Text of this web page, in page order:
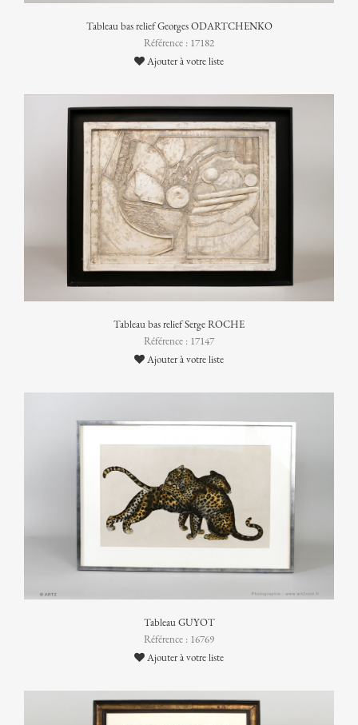
Tableau bas relief Georges ODARTCHENKO
Référence : 17182
Ajouter à votre liste
Tableau bas relief Serge ROCHE
Référence : 17147
Ajouter à votre liste
Tableau GUYOT
Référence : 16769
Ajouter à votre liste